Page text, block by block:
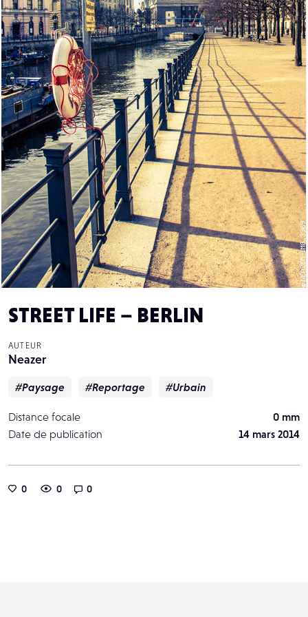
STREET LIFE – BERLIN
AUTEUR
Neazer
#Paysage #Reportage #Urbain
Distance focale
0 mm
Date de publication
14 mars 2014
0 0 0